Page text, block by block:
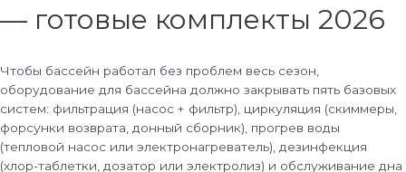
— готовые комплекты 2026
Чтобы бассейн работал без проблем весь сезон,
оборудование для бассейна должно закрывать пять базовых
систем: фильтрация (насос + фильтр), циркуляция (скиммеры,
форсунки возврата, донный сборник), прогрев воды
(тепловой насос или электронагреватель), дезинфекция
(хлор-таблетки, дозатор или электролиз) и обслуживание дна